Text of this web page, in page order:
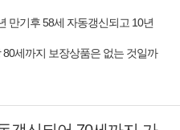
만기후 58세 자동갱신되고 10년
세까지 보장상품은 없는 것일까